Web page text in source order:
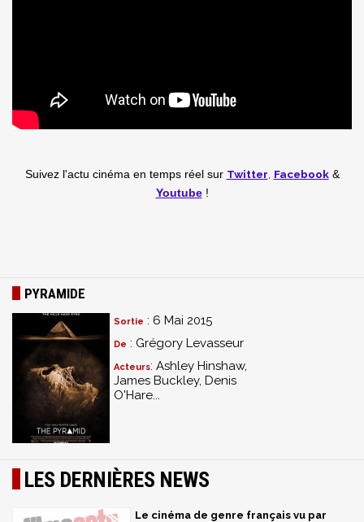
Suivez l'actu cinéma en temps réel sur Twitter Facebook&
Youtube!
PYRAMIDE
Sortie : 6 Mai 2015
De : Grégory Levasseur
Acteurs: Ashley Hinshaw,
James Buckley, Denis
O'Hare...
LES DERNIÈRES NEWS
Le cinéma de genre français vu par